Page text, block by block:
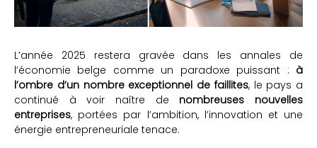
L’année 2025 restera gravée dans les annales de
l’économie belge comme un paradoxe puissant : à
l’ombre d’un nombre exceptionnel de faillites, le pays a
continué à voir naître de nombreuses nouvelles
entreprises, portées par l’ambition, l’innovation et une
énergie entrepreneuriale tenace.